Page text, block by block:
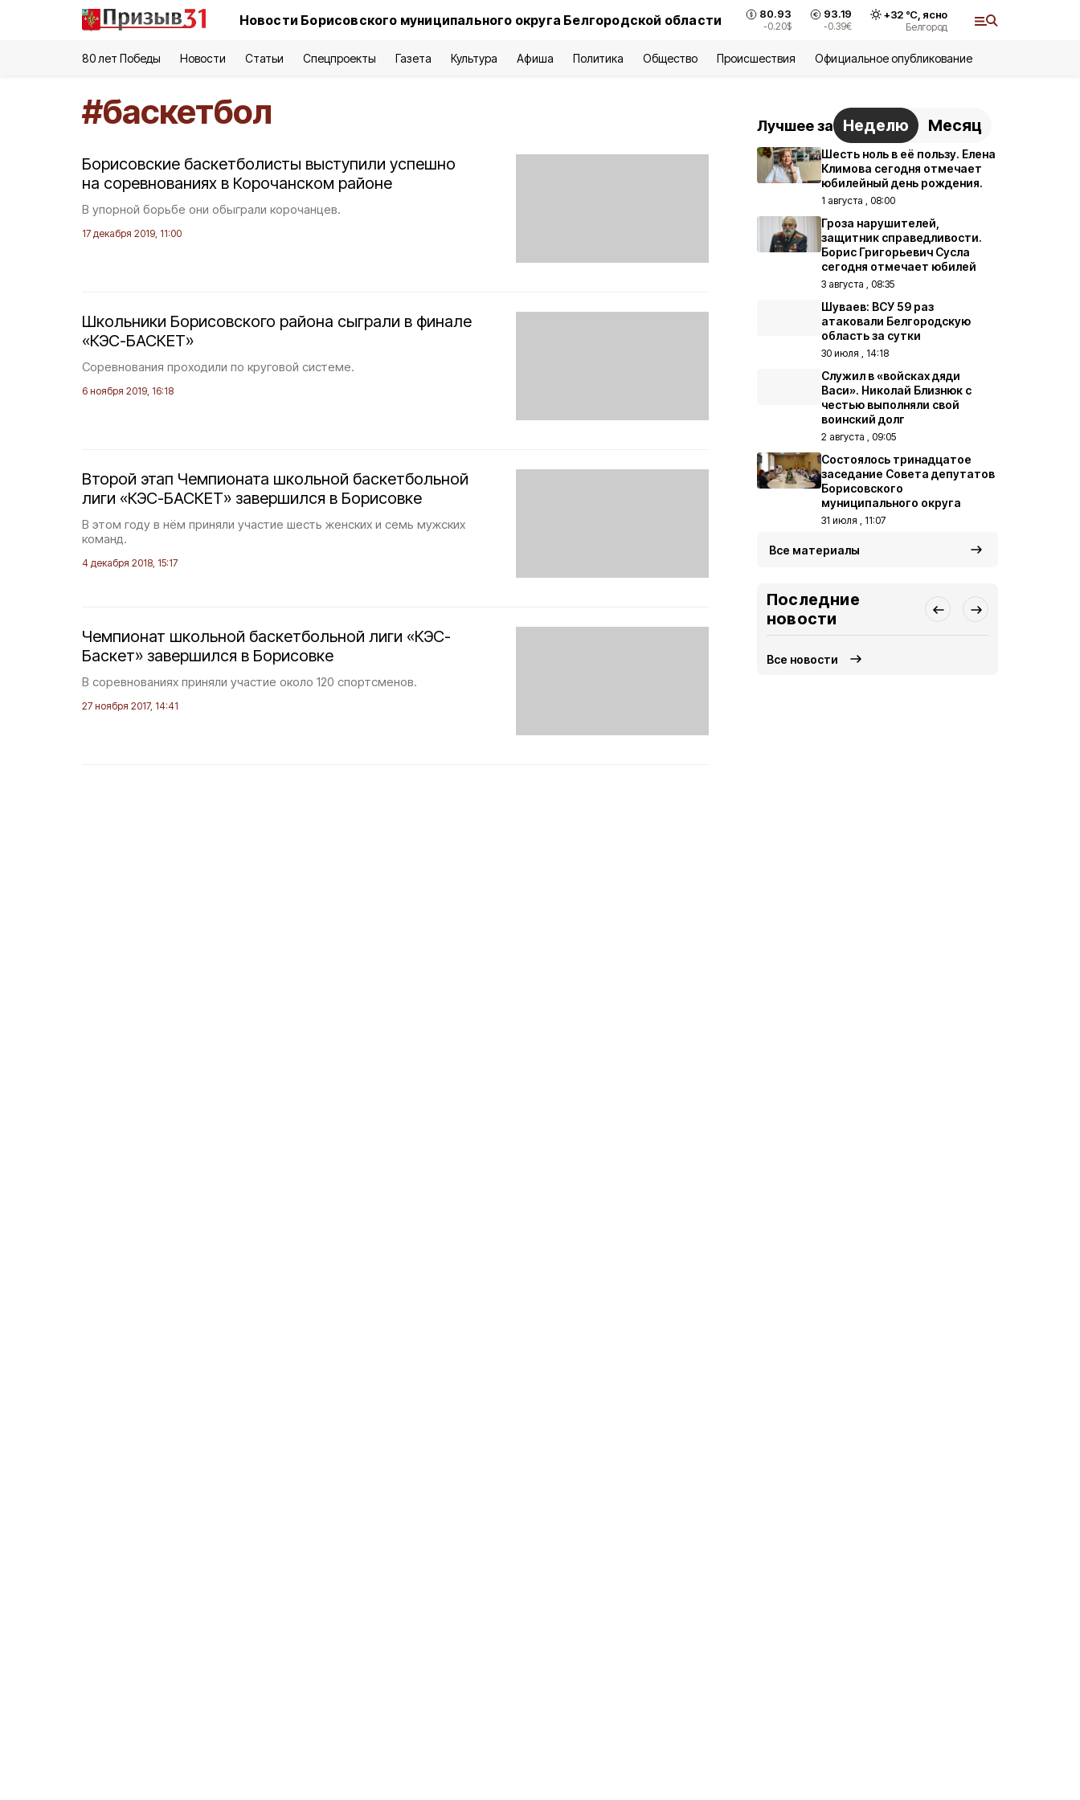
Новости Борисовского муниципального округа Белгородской области 80.93
-0.20$
93.19
-0.39€
+32°С, ясно
Белгород
80 лет Победы Новости Статьи Спецпроекты Газета Культура Афиша Политика Общество Происшествия Официальное опубликование
#баскетбол
Борисовские баскетболисты выступили успешно
на соревнованиях в Корочанском районе
В упорной борьбе они обыграли корочанцев.
17 декабря 2019, 11:00
Школьники Борисовского района сыграли в финале
«КЭС-БАСКЕТ»
Соревнования проходили по круговой системе.
6 ноября 2019, 16:18
Второй этап Чемпионата школьной баскетбольной
лиги «КЭС-БАСКЕТ» завершился в Борисовке
В этом году в нём приняли участие шесть женских и семь мужских
команд.
4 декабря 2018, 15:17
Чемпионат школьной баскетбольной лиги «КЭС-
Баскет» завершился в Борисовке
В соревнованиях приняли участие около 120 спортсменов.
27 ноября 2017, 14:41
Лучшее за Неделю Месяц
Шесть ноль в её пользу. Елена
Климова сегодня отмечает
юбилейный день рождения.
1 августа , 08:00
Гроза нарушителей,
защитник справедливости.
Борис Григорьевич Сусла
сегодня отмечает юбилей
3 августа , 08:35
Шуваев: ВСУ 59 раз
атаковали Белгородскую
область за сутки
30 июля , 14:18
Служил в «войсках дяди
Васи». Николай Близнюк с
честью выполняли свой
воинский долг
2 августа , 09:05
Состоялось тринадцатое
заседание Совета депутатов
Борисовского
муниципального округа
31 июля , 11:07
Все материалы
Последние
новости
Все новости